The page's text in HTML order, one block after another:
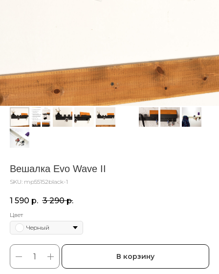
Вешалка Evo Wave II
SKU: mp55152black-1
1 590 р. 3 290 р.
Цвет
Черный
В корзину